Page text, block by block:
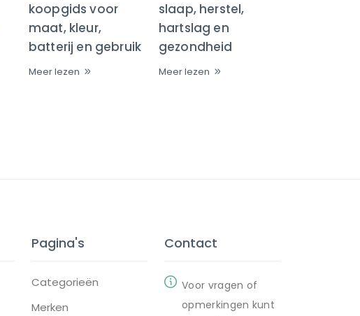
koopgids voor
maat, kleur,
batterij en gebruik
Meer lezen
slaap, herstel,
hartslag en
gezondheid
Meer lezen
Pagina's
Categorieën
Merken
Contact
Voor vragen of
opmerkingen kunt